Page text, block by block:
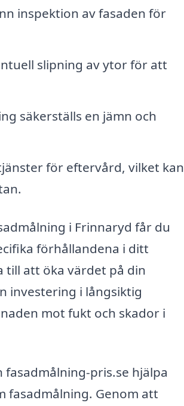
inspektion av fasaden för
slipning av ytor för att
säkerställs en jämn och
för eftervård, vilket kan
i Frinnaryd får du
förhållandena i ditt
till att öka värdet på din
investering i långsiktig
mot fukt och skador i
pris.se hjälpa
fasadmålning. Genom att